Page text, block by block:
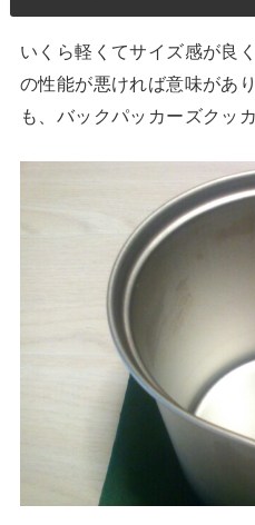
いくら軽くてサイズ感が良
の性能が悪ければ意味があ
も、バックパッカーズクッ